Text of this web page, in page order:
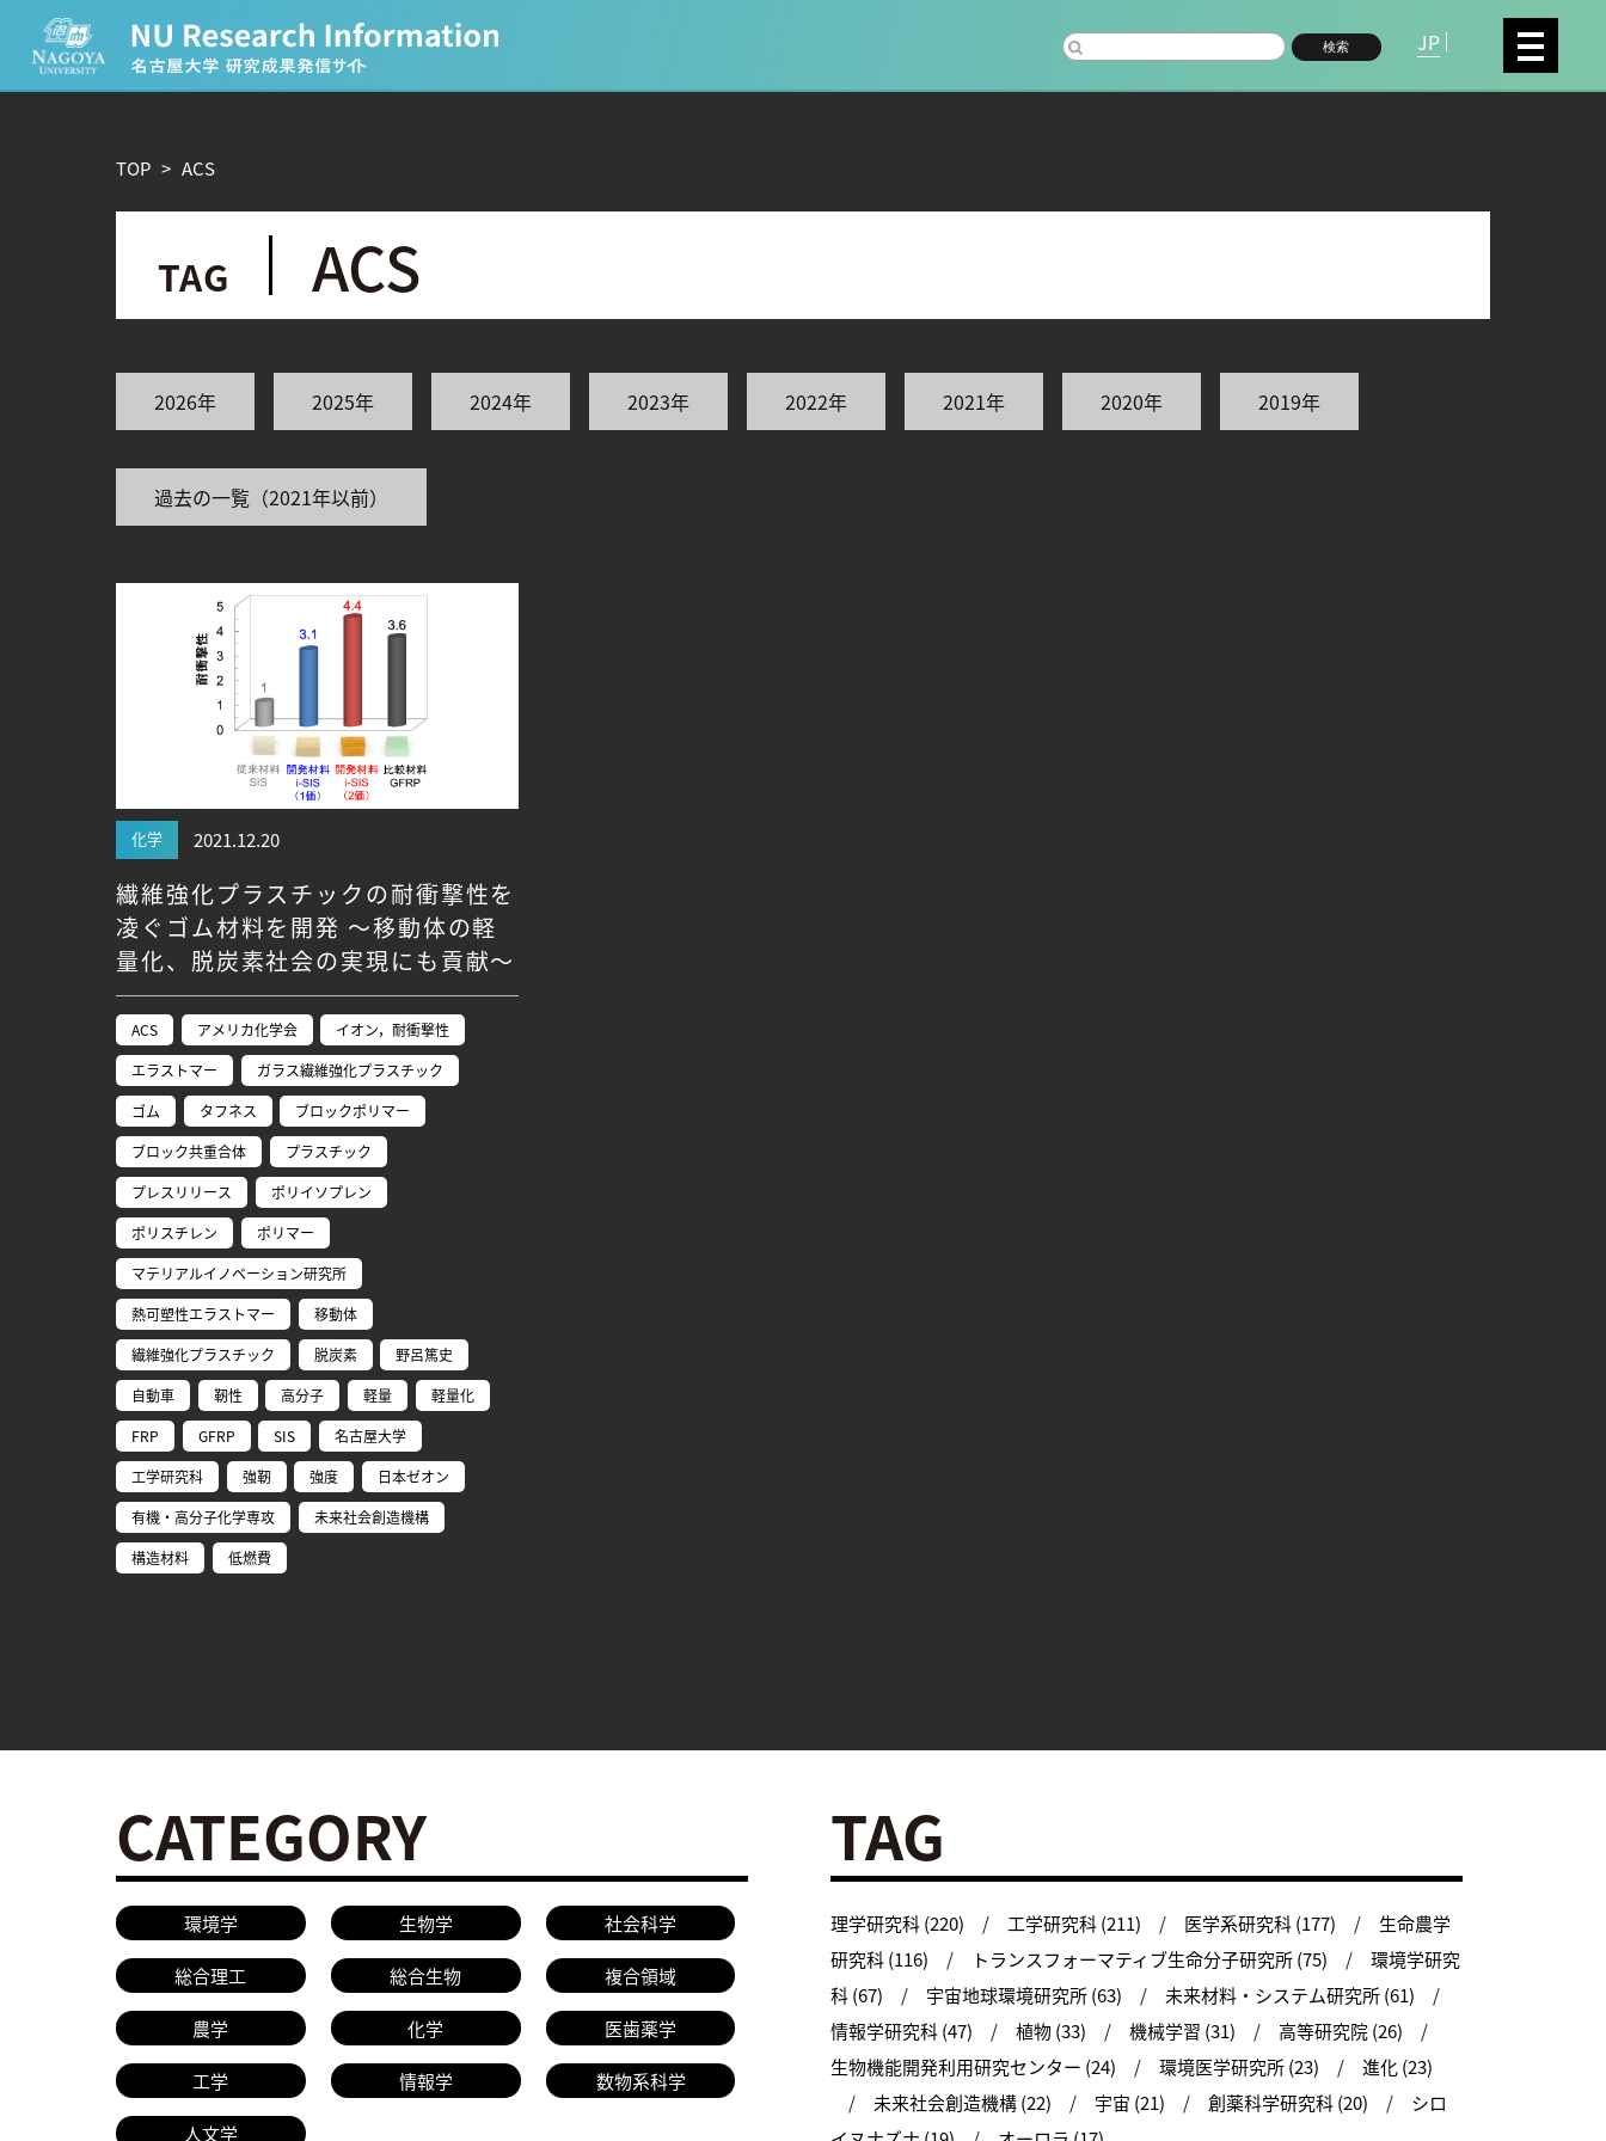
検索 JP
CATEGORY
環境学
人文学
TAG
理学研究科 (220) 工学研究科 (211) 医学系研究科 (177) 生命農学研究科 (116) トランスフォーマティブ生命分子研究所 (75) 環境学研究科 (67)
Researchers' VOICE
Links
名古屋大学基金 研究者総覧
TOP > ACS
TAG ACS
2026年 2025年 2024年 2023年 2022年 2021年 2020年 2019年
過去の一覧（2021年以前）
化学 2021.12.20
繊維強化プラスチックの耐衝撃性を
凌ぐゴム材料を開発 ～移動体の軽
量化、脱炭素社会の実現にも貢献～
ACS アメリカ化学会
イオン，耐衝撃性
エラストマー
ガラス繊維強化プラスチック
ゴム
タフネス
ブロックポリマー
ブロック共重合体
プラスチック
プレスリリース
ポリイソプレン
ポリスチレン
ポリマー
マテリアルイノベーション研究所
熱可塑性エラストマー
移動体
繊維強化プラスチック
脱炭素
野呂篤史
自動車
靭性 高分子 軽量
軽量化
FRP
GFRP SIS
名古屋大学
工学研究科
強靭 強度
日本ゼオン
有機・高分子化学専攻
未来社会創造機構
構造材料
低燃費
CATEGORY
環境学 生物学 社会科学
総合理工 総合生物 複合領域
農学 化学 医歯薬学
工学 情報学 数物系科学
人文学
TAG
理学研究科 (220) 工学研究科 (211) 医学系研究科 (177)
生命農学
研究科 (116)
トランスフォーマティブ生命分子研究所 (75)
環境学研究
科 (67)
宇宙地球環境研究所 (63)
未来材料・システム研究所 (61)
情報学研究科 (47)
植物 (33) 機械学習 (31)
高等研究院 (26)
生物機能開発利用研究センター (24)
環境医学研究所 (23)
進化 (23)
未来社会創造機構 (22)
宇宙 (21) 創薬科学研究科 (20)
シロ